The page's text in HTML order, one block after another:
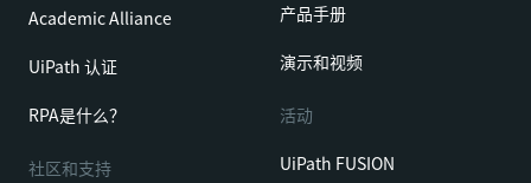
Academic Alliance
UiPath 认证
RPA是什么？
社区和支持
产品手册
演示和视频
活动
UiPath FUSION